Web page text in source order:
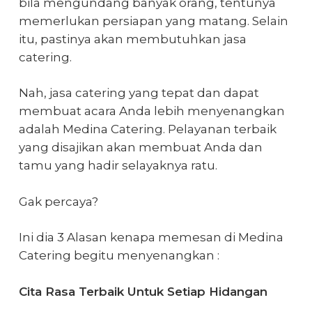
memerlukan persiapan yang matang. Selain
itu, pastinya akan membutuhkan jasa
catering.
Nah, jasa catering yang tepat dan dapat
membuat acara Anda lebih menyenangkan
adalah Medina Catering. Pelayanan terbaik
yang disajikan akan membuat Anda dan
tamu yang hadir selayaknya ratu.
Gak percaya?
Ini dia 3 Alasan kenapa memesan di Medina
Catering begitu menyenangkan :
Cita Rasa Terbaik Untuk Setiap Hidangan